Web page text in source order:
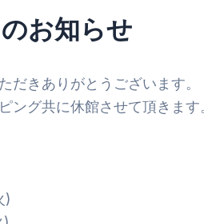
お知らせ
だきありがとうございます。
ング共に休館させて頂きます
)